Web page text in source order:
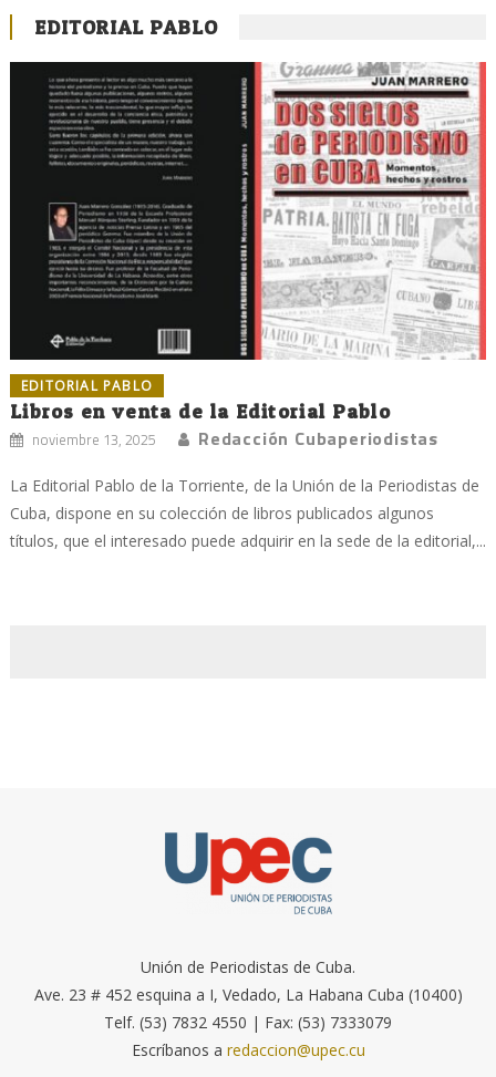
EDITORIAL PABLO
EDITORIAL PABLO
Libros en venta de la Editorial Pablo
noviembre 13, 2025 Redacción Cubaperiodistas
La Editorial Pablo de la Torriente, de la Unión de la Periodistas de
Cuba, dispone en su colección de libros publicados algunos
títulos, que el interesado puede adquirir en la sede de la editorial,...
Unión de Periodistas de Cuba.
Ave. 23 # 452 esquina a I, Vedado, La Habana Cuba (10400)
Telf. (53) 7832 4550 | Fax: (53) 7333079
Escríbanos a redaccion@upec.cu